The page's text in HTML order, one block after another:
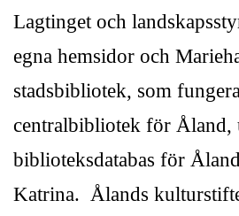
Lagtinget och
egna hemsidor och
stadsbibliotek, som
centralbibliotek för Åland,
biblioteksdatabas för
Katrina. Ålands